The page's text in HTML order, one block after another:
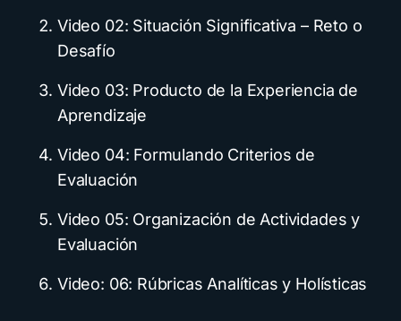
Video 02: Situación Significativa – Reto o
Desafío
Video 03: Producto de la Experiencia de
Aprendizaje
Video 04: Formulando Criterios de
Evaluación
Video 05: Organización de Actividades y
Evaluación
Video: 06: Rúbricas Analíticas y Holísticas